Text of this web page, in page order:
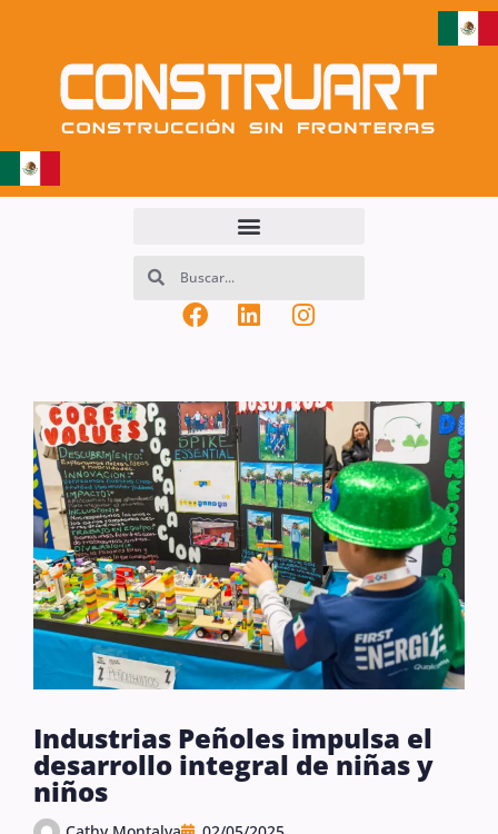
Industrias Peñoles impulsa el
desarrollo integral de niñas y
niños